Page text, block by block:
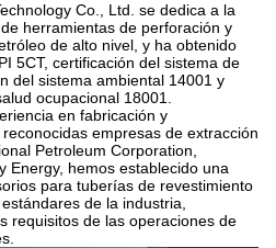
Co., Ltd. se dedica a la
herramientas de perforación y
de alto nivel, y ha obtenido
5CT, certificación del sistema de
del sistema ambiental 14001 y
ocupacional 18001.
en fabricación y
empresas de extracción
Petroleum Corporation,
Energy, hemos establecido una
para tuberías de revestimiento
de la industria,
requisitos de las operaciones de